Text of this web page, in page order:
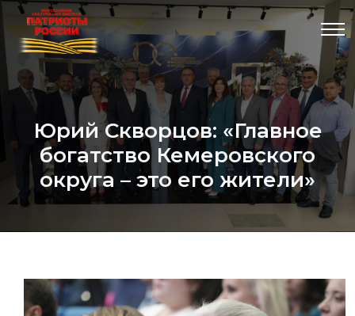
Юрий Скворцов: «Главное
богатство Кемеровского
округа – это его жители»